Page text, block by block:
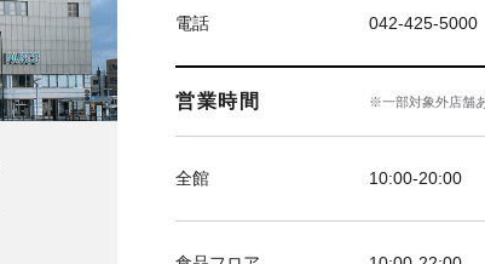
電話 042-425-5000
営業時間 ※一部対象外店舗
全館 10:00-20:00